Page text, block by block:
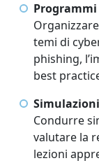
temi di
phishing,
best
Condurre
valutare la
lezioni